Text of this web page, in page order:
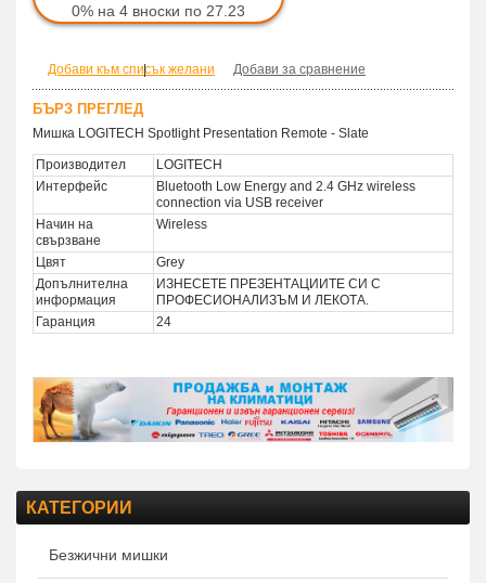
0% на 4 вноски по 27.23
Добави към списък желани
| Добави за сравнение
БЪРЗ ПРЕГЛЕД
Мишка LOGITECH Spotlight Presentation Remote - Slate
Производител
LOGITECH
Интерфейс
Bluetooth Low Energy and 2.4 GHz wireless
connection via USB receiver
Начин на
свързване
Wireless
Цвят
Grey
Допълнителна
информация
ИЗНЕСЕТЕ ПРЕЗЕНТАЦИИТЕ СИ С
ПРОФЕСИОНАЛИЗЪМ И ЛЕКОТА.
Гаранция
24
КАТЕГОРИИ
Безжични мишки